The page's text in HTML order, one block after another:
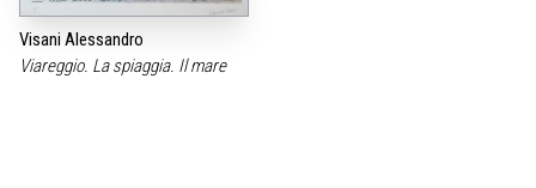
Visani Alessandro
Viareggio. La spiaggia. Il mare